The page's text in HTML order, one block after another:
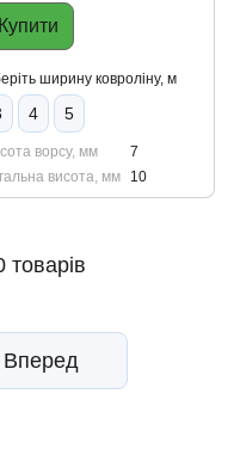
Купити
ширину ковроліну, м
4 5
ворсу, мм
7
висота, мм
10
Вперед